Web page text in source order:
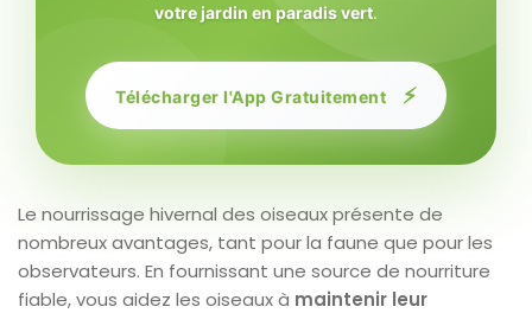
votre jardin en paradis vert.
Télécharger l'App Gratuitement ⚡
Le nourrissage hivernal des oiseaux présente de
nombreux avantages, tant pour la faune que pour les
observateurs. En fournissant une source de nourriture
fiable, vous aidez les oiseaux à maintenir leur